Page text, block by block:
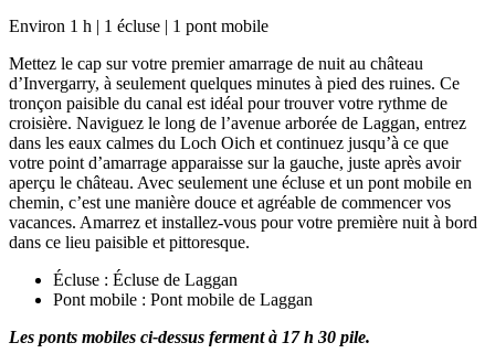
Environ 1 h | 1 écluse | 1 pont mobile
Mettez le cap sur votre premier amarrage de nuit au château
d’Invergarry, à seulement quelques minutes à pied des ruines. Ce
tronçon paisible du canal est idéal pour trouver votre rythme de
croisière. Naviguez le long de l’avenue arborée de Laggan, entrez
dans les eaux calmes du Loch Oich et continuez jusqu’à ce que
votre point d’amarrage apparaisse sur la gauche, juste après avoir
aperçu le château. Avec seulement une écluse et un pont mobile en
chemin, c’est une manière douce et agréable de commencer vos
vacances. Amarrez et installez-vous pour votre première nuit à bord
dans ce lieu paisible et pittoresque.
Écluse : Écluse de Laggan
Pont mobile : Pont mobile de Laggan
Les ponts mobiles ci-dessus ferment à 17 h 30 pile.